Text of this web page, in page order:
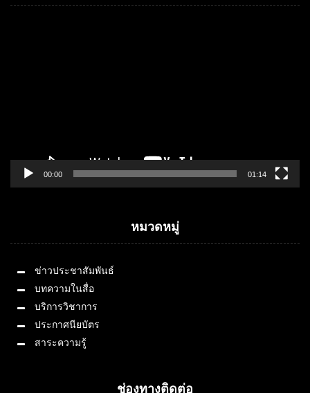
00:00 01:14
หมวดหมู่
ข่าวประชาสัมพันธ์
บทความในสื่อ
บริการวิชาการ
ประกาศนียบัตร
สาระความรู้